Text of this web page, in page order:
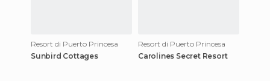
Resort di Puerto Princesa
Sunbird Cottages
Resort di Puerto Princesa
Carolines Secret Resort